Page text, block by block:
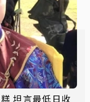
坦言最低日收